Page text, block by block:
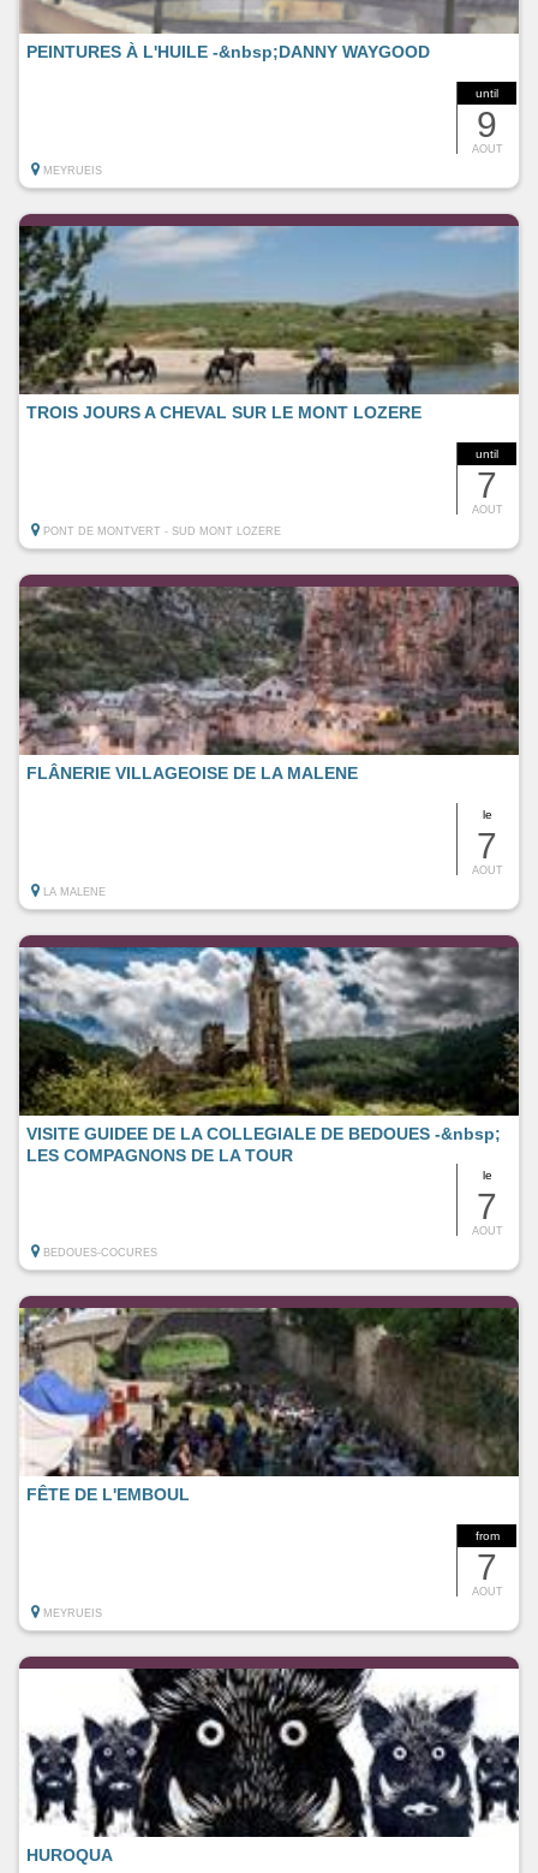
until
9
AOUT
PEINTURES À L'HUILE -&nbsp;DANNY WAYGOOD
MEYRUEIS
until
7
AOUT
TROIS JOURS A CHEVAL SUR LE MONT LOZERE
PONT DE MONTVERT - SUD MONT LOZERE
le
7
AOUT
FLÂNERIE VILLAGEOISE DE LA MALENE
LA MALENE
le
7
AOUT
VISITE GUIDEE DE LA COLLEGIALE DE BEDOUES -&nbsp;
LES COMPAGNONS DE LA TOUR
BEDOUES-COCURES
from
7
AOUT
FÊTE DE L'EMBOUL
MEYRUEIS
HUROQUA